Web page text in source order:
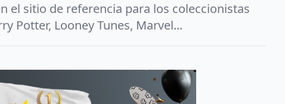
el sitio de referencia para los coleccionistas
Potter, Looney Tunes, Marvel...